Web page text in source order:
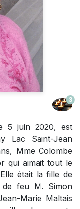
3
5 juin 2020, est
Lac Saint-Jean
Mme Colombe
qui aimait tout le
était la fille de
de feu M. Simon
Marie Maltais